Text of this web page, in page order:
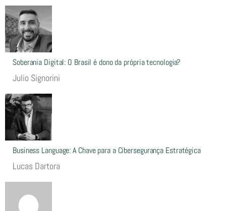
Soberania Digital: O Brasil é dono da própria tecnologia?
Julio Signorini
Business Language: A Chave para a Cibersegurança Estratégica
Lucas Dartora